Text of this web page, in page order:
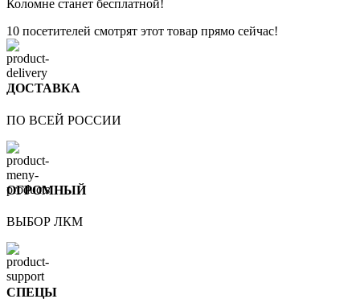
Коломне станет бесплатной!
10 посетителей смотрят этот товар прямо сейчас!
ДОСТАВКА
ПО ВСЕЙ РОССИИ
ОГРОМНЫЙ
ВЫБОР ЛКМ
СПЕЦЫ